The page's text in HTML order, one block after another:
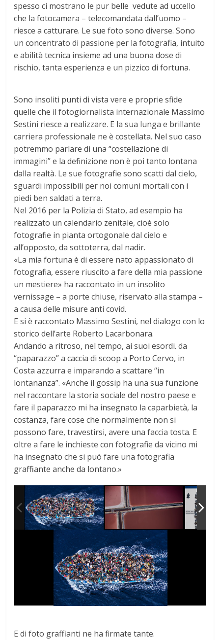
spesso ci mostrano le pur belle vedute ad uccello
che la fotocamera – telecomandata dall’uomo –
riesce a catturare. Le sue foto sono diverse. Sono
un concentrato di passione per la fotografia, intuito
e abilità tecnica insieme ad una buona dose di
rischio, tanta esperienza e un pizzico di fortuna.
Sono insoliti punti di vista vere e proprie sfide
quelle che il fotogiornalista internazionale Massimo
Sestini riesce a realizzare. E la sua lunga e brillante
carriera professionale ne è costellata. Nel suo caso
potremmo parlare di una “costellazione di
immagini” e la definizione non è poi tanto lontana
dalla realtà. Le sue fotografie sono scatti dal cielo,
sguardi impossibili per noi comuni mortali con i
piedi ben saldati a terra.
Nel 2016 per la Polizia di Stato, ad esempio ha
realizzato un calendario zenitale, cioè solo
fotografie in pianta ortogonale dal cielo e
all’opposto, da sottoterra, dal nadir.
«La mia fortuna è di essere nato appassionato di
fotografia, essere riuscito a fare della mia passione
un mestiere» ha raccontato in un insolito
vernissage – a porte chiuse, riservato alla stampa –
a causa delle misure anti covid.
E si è raccontato Massimo Sestini, nel dialogo con lo
storico dell’arte Roberto Lacarbonara.
Andando a ritroso, nel tempo, ai suoi esordi. da
“paparazzo” a caccia di scoop a Porto Cervo, in
Costa azzurra e imparando a scattare “in
lontananza”. «Anche il gossip ha una sua funzione
nel raccontare la storia sociale del nostro paese e
fare il paparazzo mi ha insegnato la caparbietà, la
costanza, fare cose che normalmente non si
possono fare, travestirsi, avere una faccia tosta. E
oltre a fare le inchieste con fotografie da vicino mi
ha insegnato che si può fare una fotografia
graffiante anche da lontano.»
E di foto graffianti ne ha firmate tante.